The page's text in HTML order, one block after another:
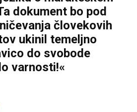
dokument bo pod
človekovih
ukinil temeljno
do svobode
varnosti!«